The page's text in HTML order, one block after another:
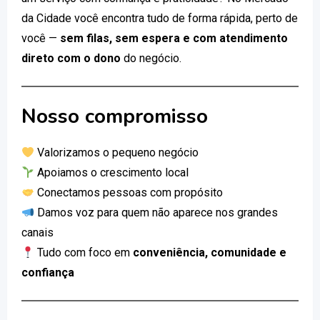
da Cidade você encontra tudo de forma rápida, perto de
você — sem filas, sem espera e com atendimento
direto com o dono do negócio.
Nosso compromisso
Valorizamos o pequeno negócio
Apoiamos o crescimento local
Conectamos pessoas com propósito
Damos voz para quem não aparece nos grandes
canais
Tudo com foco em conveniência, comunidade e
confiança